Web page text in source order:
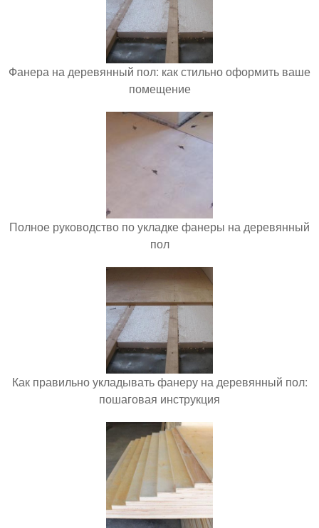
Фанера на деревянный пол: как стильно оформить ваше
помещение
Полное руководство по укладке фанеры на деревянный
пол
Как правильно укладывать фанеру на деревянный пол:
пошаговая инструкция